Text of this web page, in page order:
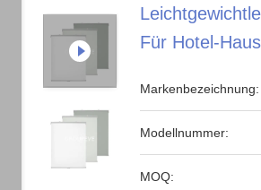
Für Hotel-Haus
Markenbezeichnung:
Modellnummer:
MOQ: